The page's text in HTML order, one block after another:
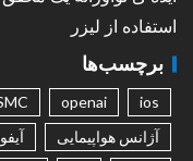
استفاده از لیزر
برچسب‌ها
ios
openai
آژانس هواپیمایی